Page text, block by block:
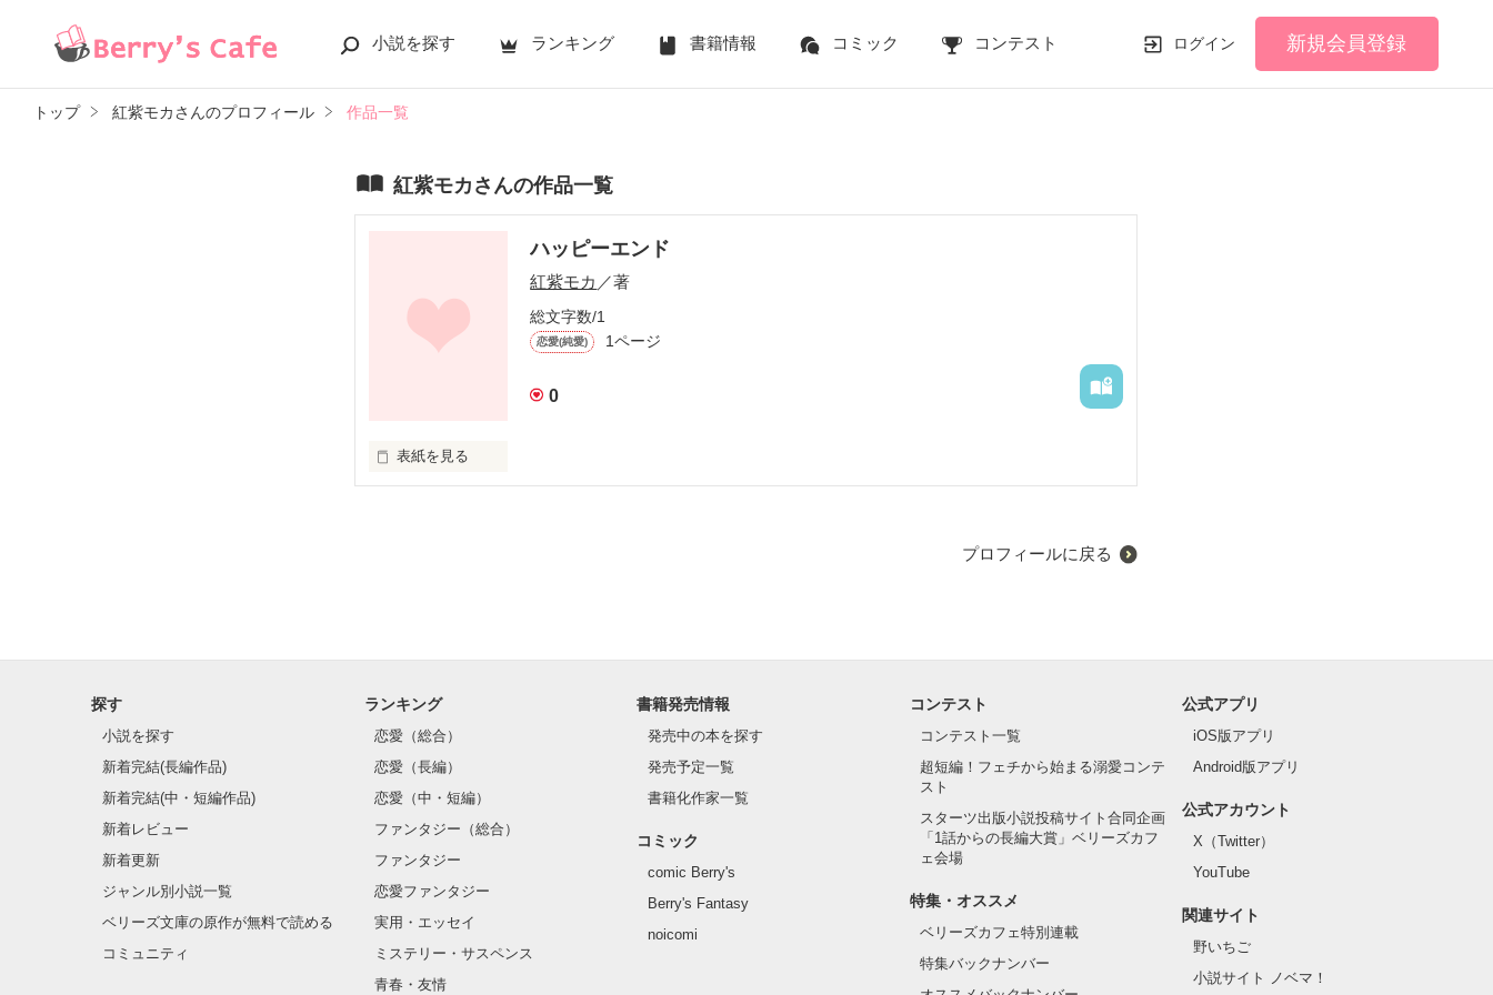
小説を探す ランキング 書籍情報 コミック コンテスト ログイン 新規会員登録
トップ 紅紫モカさんのプロフィール 作品一覧
紅紫モカさんの作品一覧
ハッピーエンド
紅紫モカ ／著
総文字数/1
恋愛(純愛) 1ページ
0
表紙を見る
プロフィールに戻る
探す
小説を探す
新着完結(長編作品)
新着完結(中・短編作品)
新着レビュー
新着更新
ジャンル別小説一覧
ベリーズ文庫の原作が無料で読める
コミュニティ
ランキング
恋愛（総合）
恋愛（長編）
恋愛（中・短編）
ファンタジー（総合）
ファンタジー
恋愛ファンタジー
実用・エッセイ
ミステリー・サスペンス
青春・友情
書籍発売情報
発売中の本を探す
発売予定一覧
書籍化作家一覧
コミック
comic Berry's
Berry's Fantasy
noicomi
コンテスト
コンテスト一覧
超短編！フェチから始まる溺愛コンテ
スト
スターツ出版小説投稿サイト合同企画
「1話からの長編大賞」ベリーズカフ
ェ会場
特集・オススメ
ベリーズカフェ特別連載
特集バックナンバー
公式アプリ
iOS版アプリ
Android版アプリ
公式アカウント
X（Twitter）
YouTube
関連サイト
野いちご
小説サイト ノベマ！